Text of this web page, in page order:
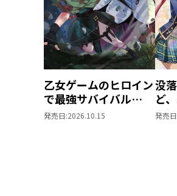
乙女ゲームのヒロイン
で最強サバイバル
@COMIC 第9巻
発売日:2026.10.15
没
ど
を
発売